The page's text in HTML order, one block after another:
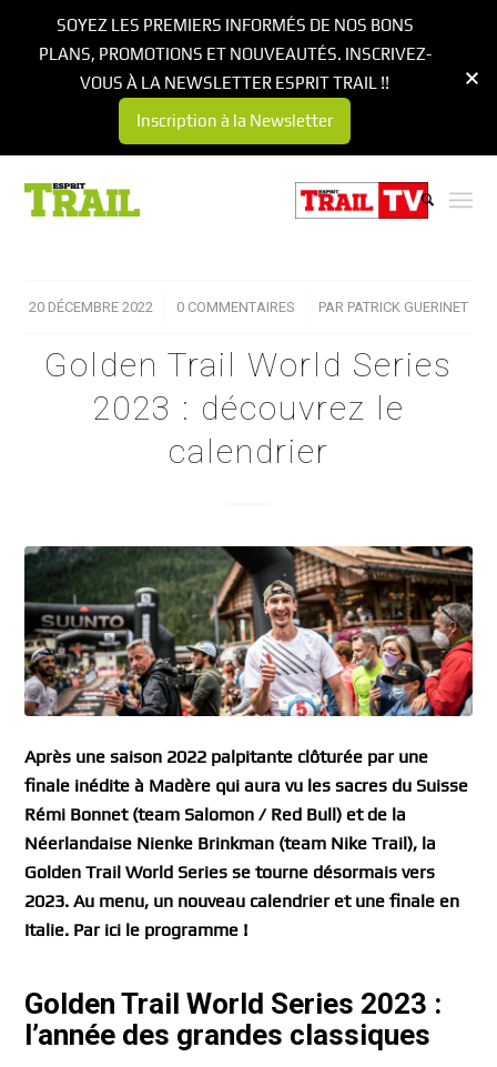
20 DÉCEMBRE 2022
/ 0 COMMENTAIRES
/ PAR PATRICK GUERINET
Golden Trail World Series
2023 : découvrez le
calendrier
Après une saison 2022 palpitante clôturée par une
finale inédite à Madère qui aura vu les sacres du Suisse
Rémi Bonnet (team Salomon / Red Bull) et de la
Néerlandaise Nienke Brinkman (team Nike Trail), la
Golden Trail World Series se tourne désormais vers
2023. Au menu, un nouveau calendrier et une finale en
Italie. Par ici le programme !
Golden Trail World Series 2023 :
l’année des grandes classiques
SOYEZ LES PREMIERS INFORMÉS DE NOS BONS
PLANS, PROMOTIONS ET NOUVEAUTÉS. INSCRIVEZ-
VOUS À LA NEWSLETTER ESPRIT TRAIL !!
Inscription à la Newsletter